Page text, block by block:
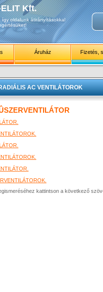
Kft.
így oldalunk átirányításokkal
Áruház Fizetés,
AC VENTILÁTOROK
kattintson a következő